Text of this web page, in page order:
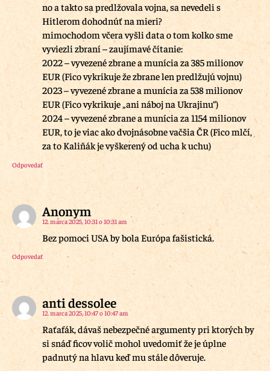
no a takto sa predlžovala vojna, sa nevedeli s
Hitlerom dohodnúť na mieri?
mimochodom včera vyšli data o tom kolko sme
vyviezli zbraní – zaujímavé čítanie:
2022 – vyvezené zbrane a munícia za 385 milionov
EUR (Fico vykrikuje že zbrane len predlžujú vojnu)
2023 – vyvezené zbrane a munícia za 538 milionov
EUR (Fico vykrikuje „ani náboj na Ukrajinu“)
2024 – vyvezené zbrane a munícia za 1154 milionov
EUR, to je viac ako dvojnásobne vačšia ČR (Fico mlčí,
za to Kaliňák je vyškerený od ucha k uchu)
Odpovedať
Anonym
12. marca 2025, 10:31 o 10:31 am
Bez pomoci USA by bola Európa fašistická.
Odpovedať
anti dessolee
12. marca 2025, 10:47 o 10:47 am
Raťafák, dávaš nebezpečné argumenty pri ktorých by
si snáď ficov volič mohol uvedomiť že je úplne
padnutý na hlavu keď mu stále dôveruje.